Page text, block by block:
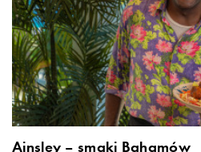
Ainsley – smaki Bahamów